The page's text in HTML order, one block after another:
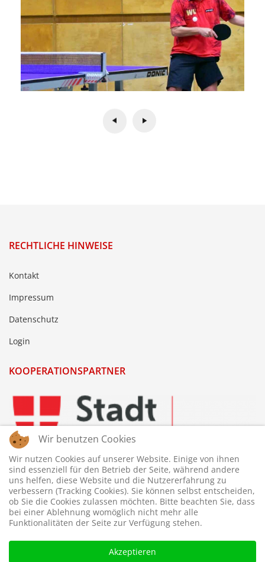
RECHTLICHE HINWEISE
Kontakt
Impressum
Datenschutz
Login
KOOPERATIONSPARTNER
Wir benutzen Cookies
Wir nutzen Cookies auf unserer Website. Einige von ihnen
sind essenziell für den Betrieb der Seite, während andere
uns helfen, diese Website und die Nutzererfahrung zu
verbessern (Tracking Cookies). Sie können selbst entscheiden,
ob Sie die Cookies zulassen möchten. Bitte beachten Sie, dass
bei einer Ablehnung womöglich nicht mehr alle
Funktionalitäten der Seite zur Verfügung stehen.
Akzeptieren